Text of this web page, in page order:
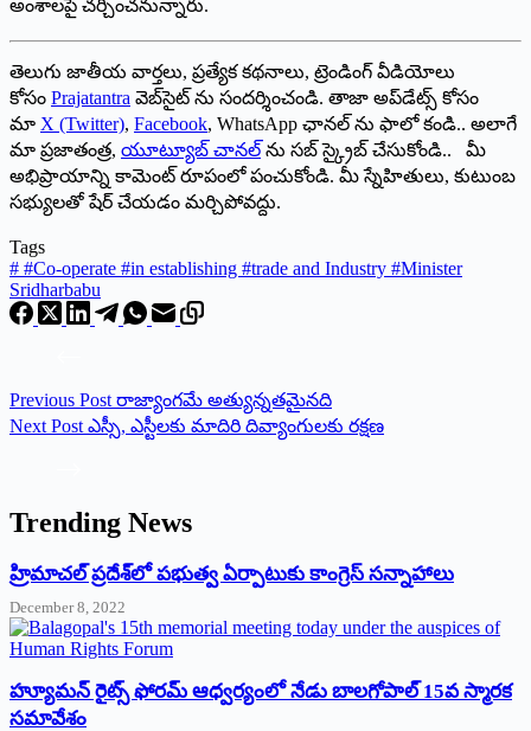
అంశాలపై చర్చించనున్నారు.
తెలుగు జాతీయ వార్తలు, ప్రత్యేక కథనాలు, ట్రెండింగ్ వీడియోలు
కోసం Prajatantra వెబ్‌సైట్ ను సందర్శించండి. తాజా అప్‌డేట్స్ కోసం
మా X (Twitter), Facebook, WhatsApp ఛానల్ ను ఫాలో కండి.. అలాగే
మా ప్రజాతంత్ర, యూట్యూబ్ చానల్ ను సబ్ స్క్రైబ్ చేసుకోండి.. మీ
అభిప్రాయాన్ని కామెంట్ రూపంలో పంచుకోండి. మీ స్నేహితులు, కుటుంబ
సభ్యులతో షేర్ చేయడం మర్చిపోవద్దు.
Tags
# #Co-operate #in establishing #trade and Industry #Minister
Sridharbabu
Previous Post రాజ్యాంగమే అత్యున్నతమైన‌ది
Next Post ఎస్సీ, ఎస్టీలకు మాదిరి దివ్యాంగులకు రక్షణ
Trending News
‌హ్రిమాచల్‌ ‌ప్రదేశ్‌లో పభుత్వ ఏర్పాటుకు కాంగ్రెస్‌ ‌సన్నాహాలు
December 8, 2022
హ్యూమన్‌ రైట్స్‌ ఫోరమ్‌ ఆధ్వర్యంలో నేడు బాలగోపాల్‌ 15వ స్మారక
సమావేశం